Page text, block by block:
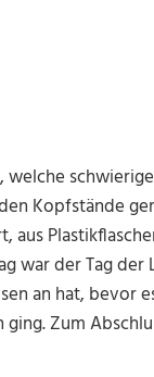
Kopfstände
war der Tag
an hat, bevor
Zum